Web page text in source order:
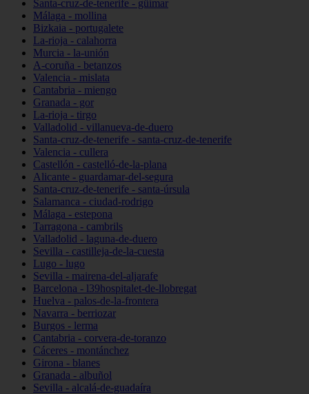
Santa-cruz-de-tenerife - güímar
Málaga - mollina
Bizkaia - portugalete
La-rioja - calahorra
Murcia - la-unión
A-coruña - betanzos
Valencia - mislata
Cantabria - miengo
Granada - gor
La-rioja - tirgo
Valladolid - villanueva-de-duero
Santa-cruz-de-tenerife - santa-cruz-de-tenerife
Valencia - cullera
Castellón - castelló-de-la-plana
Alicante - guardamar-del-segura
Santa-cruz-de-tenerife - santa-úrsula
Salamanca - ciudad-rodrigo
Málaga - estepona
Tarragona - cambrils
Valladolid - laguna-de-duero
Sevilla - castilleja-de-la-cuesta
Lugo - lugo
Sevilla - mairena-del-aljarafe
Barcelona - l39hospitalet-de-llobregat
Huelva - palos-de-la-frontera
Navarra - berriozar
Burgos - lerma
Cantabria - corvera-de-toranzo
Cáceres - montánchez
Girona - blanes
Granada - albuñol
Sevilla - alcalá-de-guadaíra